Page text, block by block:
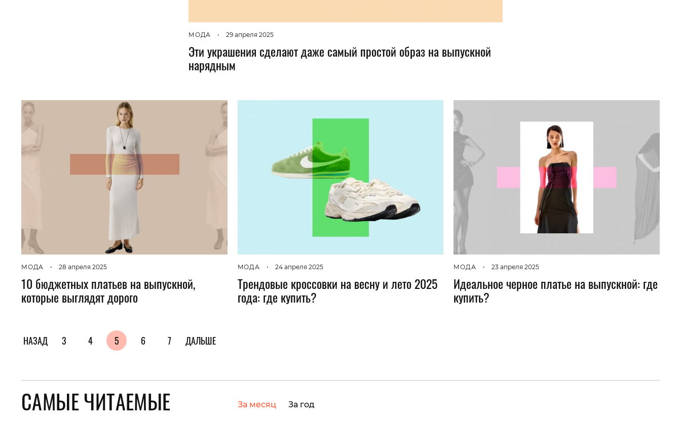
МОДА • 29 апреля 2025
Эти украшения сделают даже самый простой образ на выпускной
нарядным
МОДА • 28 апреля 2025
10 бюджетных платьев на выпускной,
которые выглядят дорого
МОДА • 24 апреля 2025
Трендовые кроссовки на весну и лето 2025
года: где купить?
МОДА • 23 апреля 2025
Идеальное черное платье на выпускной: где
купить?
НАЗАД 3 4 5 6 7 ДАЛЬШЕ
САМЫЕ ЧИТАЕМЫЕ За месяц За год